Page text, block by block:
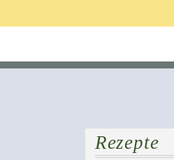
Rezepte